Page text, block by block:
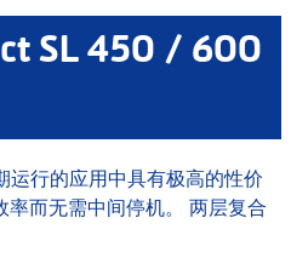
SL 450 / 600
运行的应用中具有极高的性价
率而无需中间停机。 两层复合